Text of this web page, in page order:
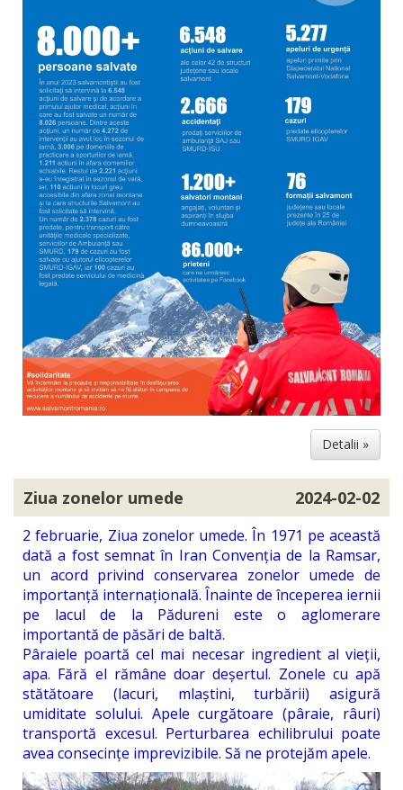
Detalii »
Ziua zonelor umede 2024-02-02
2 februarie, Ziua zonelor umede. În 1971 pe această
dată a fost semnat în Iran Convenția de la Ramsar,
un acord privind conservarea zonelor umede de
importanță internațională. Înainte de începerea iernii
pe lacul de la Pădureni este o aglomerare
importantă de păsări de baltă.
Pâraiele poartă cel mai necesar ingredient al vieții,
apa. Fără el rămâne doar deșertul. Zonele cu apă
stătătoare (lacuri, mlaștini, turbării) asigură
umiditate solului. Apele curgătoare (pâraie, râuri)
transportă excesul. Perturbarea echilibrului poate
avea consecințe imprevizibile. Să ne protejăm apele.